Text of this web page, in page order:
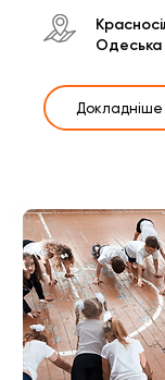
Одеська
Докладніше